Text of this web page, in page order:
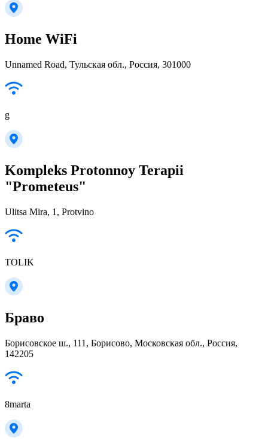
Home WiFi
Unnamed Road, Тульская обл., Россия, 301000
g
Kompleks Protonnoy Terapii
"Prometeus"
Ulitsa Mira, 1, Protvino
TOLIK
Браво
Борисовское ш., 111, Борисово, Московская обл., Россия,
142205
8marta